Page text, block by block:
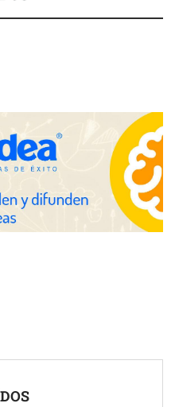
de compromiso para el
un solo producto multiplica